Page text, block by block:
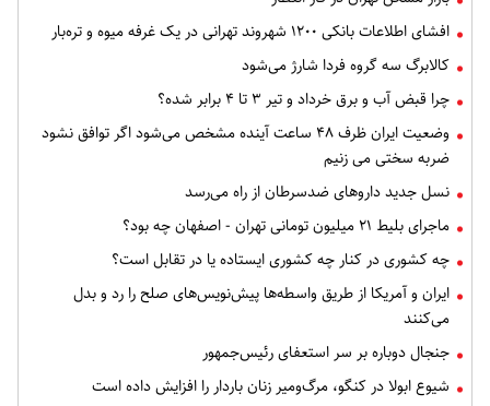
افشای اطلاعات بانکی ۱۲۰۰ شهروند تهرانی در یک غرفه میوه و تره‌بار
کالابرگ سه گروه فردا شارژ می‌شود
چرا قبض آب و برق خرداد و تیر ۳ تا ۴ برابر شده؟
وضعیت ایران ظرف ۴۸ ساعت آینده مشخص می‌شود اگر توافق نشود
ضربه سختی می زنیم
نسل جدید داروهای ضدسرطان از راه می‌رسد
ماجرای بلیط ۲۱ میلیون تومانی تهران - اصفهان چه بود؟
چه کشوری در کنار چه کشوری ایستاده یا در تقابل است؟
ایران و آمریکا از طریق واسطه‌ها پیش‌نویس‌های صلح را رد و بدل
می‌کنند
جنجال دوباره بر سر استعفای رئیس‌جمهور
شیوع ابولا در کنگو، مرگ‌ومیر زنان باردار را افزایش داده است